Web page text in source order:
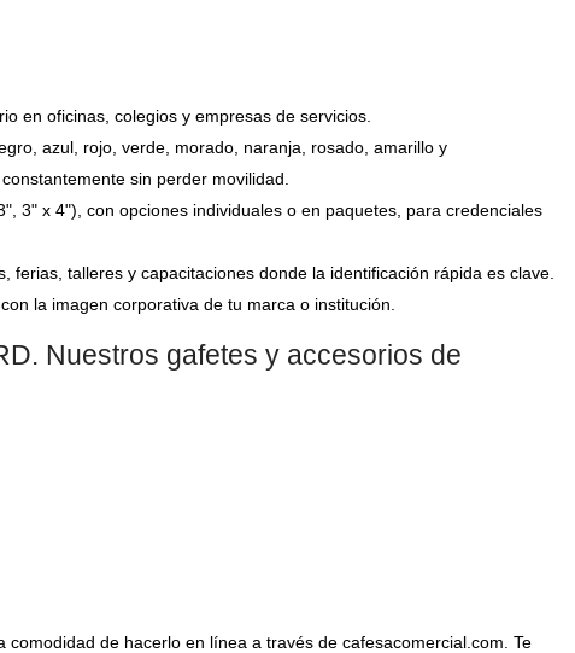
en oficinas, colegios y empresas de servicios.
azul, rojo, verde, morado, naranja, rosado, amarillo y
sin perder movilidad.
3" x 4"), con opciones individuales o en paquetes, para credenciales
talleres y capacitaciones donde la identificación rápida es clave.
la imagen corporativa de tu marca o institución.
Nuestros gafetes y accesorios de
de hacerlo en línea a través de cafesacomercial.com. Te